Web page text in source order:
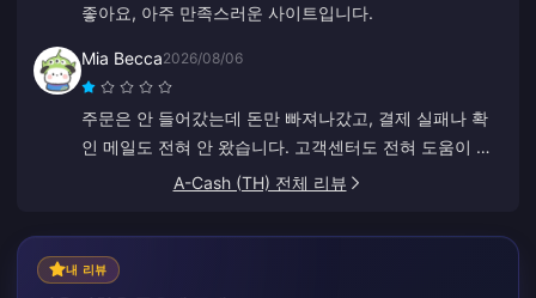
좋아요, 아주 만족스러운 사이트입니다.
Mia Becca2026/08/06
주문은 안 들어갔는데 돈만 빠져나갔고, 결제 실패나 확
인 메일도 전혀 안 왔습니다. 고객센터도 전혀 도움이 안
되었고, 갑자기 중국어로 답변하는 걸 보니 봇인 것 같네
A-Cash (TH) 전체 리뷰
내 리뷰